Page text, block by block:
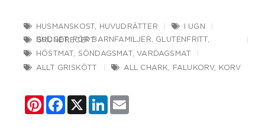
HUSMANSKOST HUVUDRÄTTER
I UGN
BUDGET,FÖR BARNFAMILJER GLUTENFRITT
GRUNDRECEPT
HÖSTMAT
SÖNDAGSMAT,VARDAGSMAT
ALLT GRISKÖTT
ALL CHARK FALUKORV, KORV
PinterestFacebook
X LinkedIn